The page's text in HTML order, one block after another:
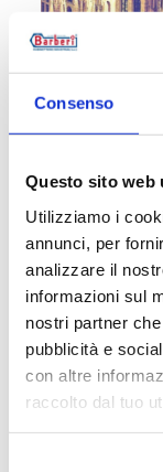
Consenso
Questo sito web
Utilizziamo i
annunci, per
analizzare il
informazioni sul
nostri partner
pubblicità e
con altre
raccolto dal tuo
MCE
22/01/